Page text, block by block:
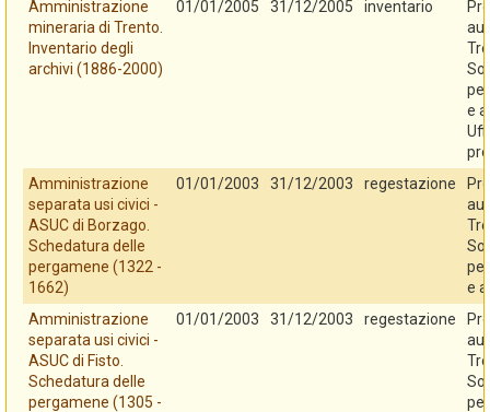
Amministrazione
mineraria di Trento.
Inventario degli
archivi (1886-2000)
01/01/2005 31/12/2005 inventario
e
Amministrazione
separata usi civici -
ASUC di Borzago.
Schedatura delle
pergamene (1322 -
1662)
01/01/2003 31/12/2003 regestazione
e
Amministrazione
separata usi civici -
ASUC di Fisto.
Schedatura delle
pergamene (1305 -
01/01/2003 31/12/2003 regestazione